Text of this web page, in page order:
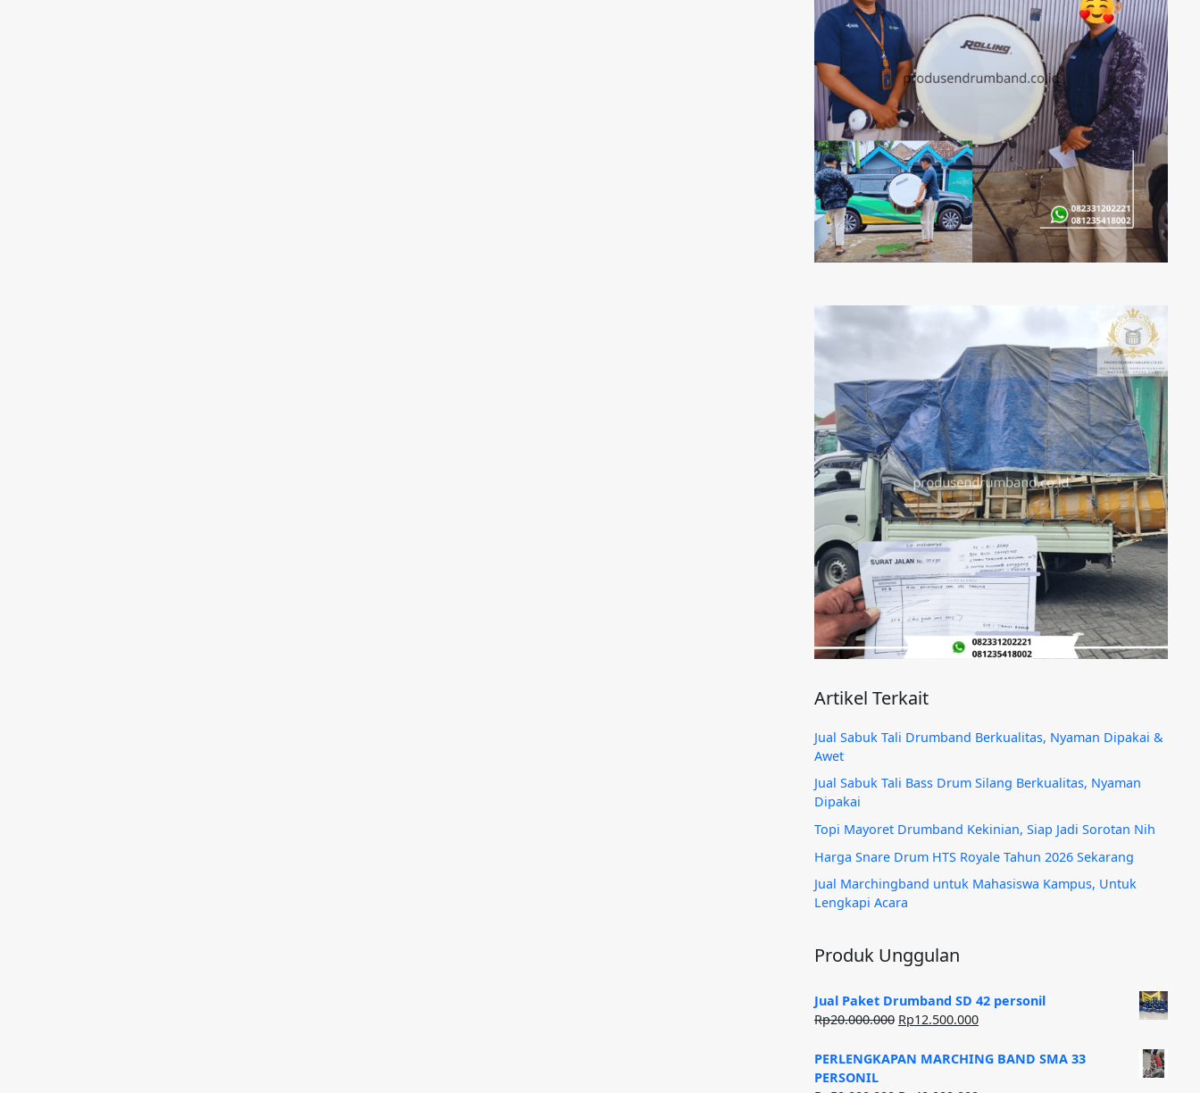
Artikel Terkait
Jual Sabuk Tali Drumband Berkualitas, Nyaman Dipakai &
Awet
Jual Sabuk Tali Bass Drum Silang Berkualitas, Nyaman
Dipakai
Topi Mayoret Drumband Kekinian, Siap Jadi Sorotan Nih
Harga Snare Drum HTS Royale Tahun 2026 Sekarang
Jual Marchingband untuk Mahasiswa Kampus, Untuk
Lengkapi Acara
Produk Unggulan
Jual Paket Drumband SD 42 personil
Rp20.000.000 Harga
adalah:
Rp12.500.000Harga
ini
PERLENGKAPAN MARCHING BAND SMA 33
PERSONIL